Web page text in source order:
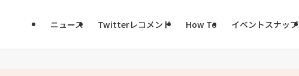
ニュース Twitterレコメンド How To イベントスナップ